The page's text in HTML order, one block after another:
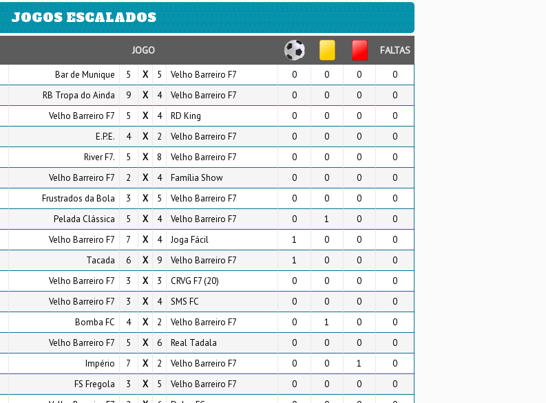
JOGOS ESCALADOS
JOGO FALTAS
Bar de Munique 5 X 5 Velho Barreiro F7 0 0 0
0
RB Tropa do Ainda 9 X 4 Velho Barreiro F7 0 0 0
0
Velho Barreiro F7 5 X 4 RD King 0 0 0
0
E.P.E. 4 X 2 Velho Barreiro F7 0 0 0
0
River F7. 5 X 8 Velho Barreiro F7 0 0 0
0
Velho Barreiro F7 2 X 4 Família Show 0 0 0
0
Frustrados da Bola 3 X 5 Velho Barreiro F7 0 0 0
0
Pelada Clássica 5 X 4 Velho Barreiro F7 0 1 0
0
Velho Barreiro F7 7 X 4 Joga Fácil 1 0 0
0
Tacada 6 X 9 Velho Barreiro F7 1 0 0
0
Velho Barreiro F7 3 X 3 CRVG F7 (20) 0 0 0
0
Velho Barreiro F7 3 X 4 SMS FC 0 0 0
0
Bomba FC 4 X 2 Velho Barreiro F7 0 1 0
0
Velho Barreiro F7 5 X 6 Real Tadala 0 0 0
0
Império 7 X 2 Velho Barreiro F7 0 0 1
0
FS Fregola 3 X 5 Velho Barreiro F7 0 0 0
0